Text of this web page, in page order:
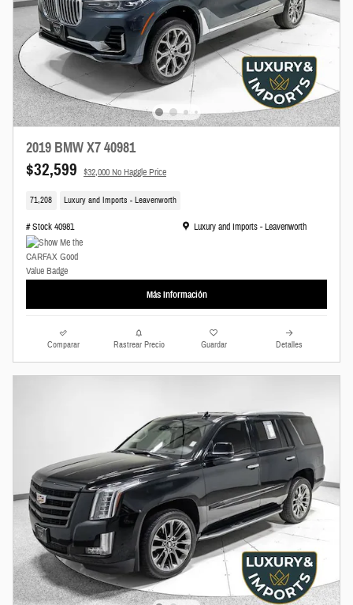
2019 BMW X7 40981
$32,599 $32,000 No Haggle Price
71,208 Luxury and Imports - Leavenworth
# Stock 40981 Ubicación: Luxury and Imports - Leavenworth
Luxury and Imports - Leavenworth
Más Información
Comparar Rastrear Precio Guardar Detalles